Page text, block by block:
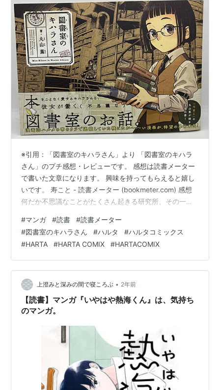
※引用：「図書室のキハラさん」より 「図書室のキハラ
さん」のプチ感想・レビューです。 感想は読書メーター
で書いた文章になります。 興味を持ってもらえると嬉し
いです。 寿こと - 読書メーター (bookmeter.com) 感想
何だか不思議なことがたくさん起きる研究所、その一角
羽ばたいたり、ストーブが単為生殖したりしながらも、
上司や同僚と日々を過ごしています。 マンガ雑誌ハルタ
の帯ウラで連載されていた為、とても横長「B5判横」、
読み方も見開きページで右から左に読んでいく、もしく
は本を縦にして上から下に読んでいく感じで、そこもま
た不思議な気分…
#マンガ #読書 #読書メーター
#図書室のキハラさん #ハルタ #ハルタコミックス
#HARTA #HARTA COMIX #HARTACOMIX
上澄みと深みの間で寝ころぶ • 2年前
【読書】マンガ『いやはや熱海くん』は、気持ち
のマンガ。